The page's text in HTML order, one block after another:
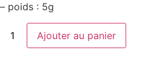
– poids : 5g
Ajouter au panier